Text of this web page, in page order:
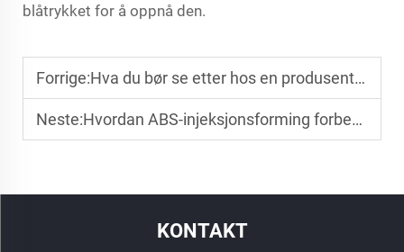
blåtrykket for å oppnå den.
Forrige:Hva du bør se etter hos en produsent av plastinjeksjon
Neste:Hvordan ABS-injeksjonsforming forbedrer produktenes holdbarhet
KONTAKT